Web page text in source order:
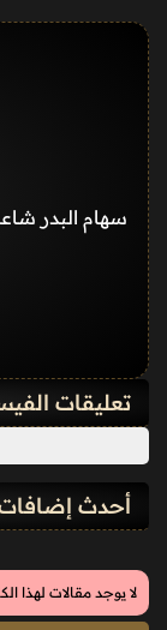
أحدث إضافات
لا يوجد مقالات لهذا
سهام البدر
تعليقات